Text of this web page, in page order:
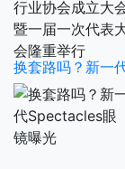
换套路吗？新一